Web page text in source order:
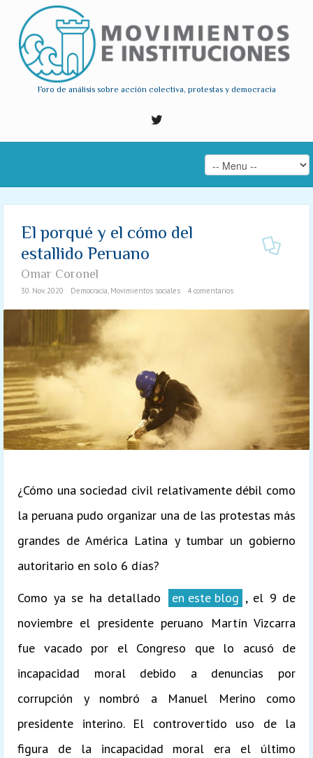
Foro de análisis sobre acción colectiva, protestas y democracia
El porqué y el cómo del
estallido Peruano
Omar Coronel
30. Nov. 2020 Democracia, Movimientos sociales 4 comentarios
¿Cómo una sociedad civil relativamente débil como
la peruana pudo organizar una de las protestas más
grandes de América Latina y tumbar un gobierno
autoritario en solo 6 días?
Como ya se ha detallado
en este blog , el 9 de
noviembre el presidente peruano Martín Vizcarra
fue vacado por el Congreso que lo acusó de
incapacidad moral debido a denuncias por
corrupción y nombró a Manuel Merino como
presidente interino. El controvertido uso de la
figura de la incapacidad moral era el último